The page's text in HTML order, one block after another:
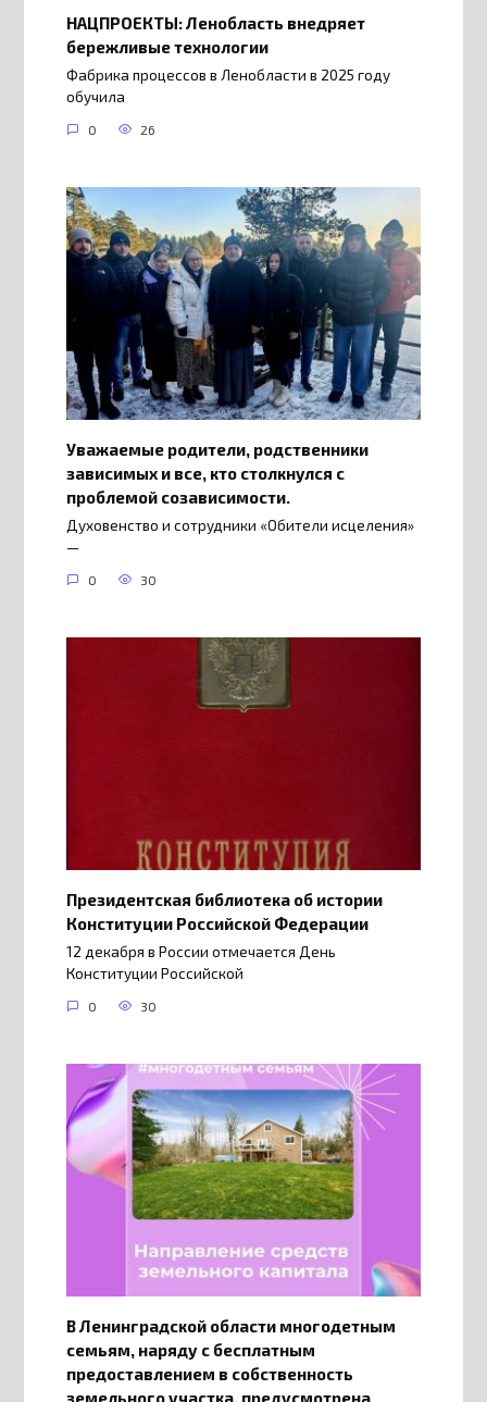
НАЦПРОЕКТЫ: Ленобласть внедряет
бережливые технологии
Фабрика процессов в Ленобласти в 2025 году
обучила
0 26
Уважаемые родители, родственники
зависимых и все, кто столкнулся с
проблемой созависимости.
Духовенство и сотрудники «Обители исцеления»
—
0 30
Президентская библиотека об истории
Конституции Российской Федерации
12 декабря в России отмечается День
Конституции Российской
0 30
В Ленинградской области многодетным
семьям, наряду с бесплатным
предоставлением в собственность
земельного участка, предусмотрена